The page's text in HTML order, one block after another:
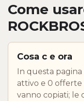
Come
Cosa c e ora
In questa
attivo e 0 offerte
vanno copiati; le